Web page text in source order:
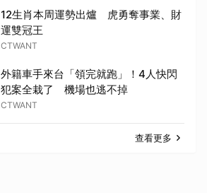
12生肖本周運勢出爐 虎勇奪事業、財
運雙冠王
CTWANT
外籍車手來台「領完就跑」！4人快閃
犯案全栽了 機場也逃不掉
CTWANT
查看更多